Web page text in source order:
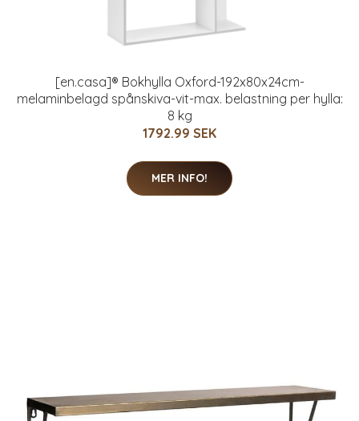
[en.casa]® Bokhylla Oxford-192x80x24cm-
melaminbelagd spånskiva-vit-max. belastning per hylla:
8 kg
1792.99 SEK
MER INFO!